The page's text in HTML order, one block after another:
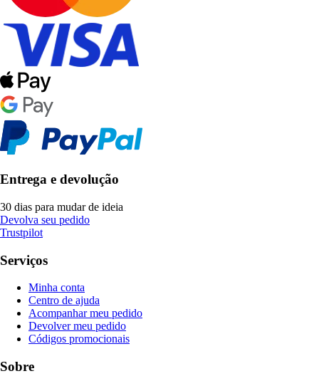
Entrega e devolução
30 dias para mudar de ideia
Devolva seu pedido
Trustpilot
Serviços
Minha conta
Centro de ajuda
Acompanhar meu pedido
Devolver meu pedido
Códigos promocionais
Sobre